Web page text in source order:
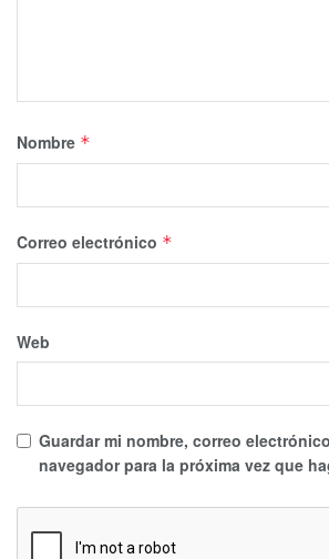
Nombre *
Correo electrónico *
Web
Guardar mi nombre, correo
navegador para la próxima vez que